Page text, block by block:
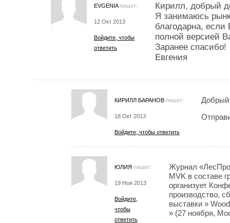
EVGENIAпишет:
12 Окт 2013
Войдите, чтобы
ответить
Кирилл, добрый
Я занимаюсь
благодарна,
полной версией
Заранее спасибо!
Евгения
КИРИЛЛ БАРАНОВ пишет:
18 Окт 2013
Войдите, чтобы ответить
Добрый
ЮЛИЯ пишет:
19 Ноя 2013
Войдите,
чтобы
ответить
Журнал
MVK в составе
организует
производство,
выставки »
» (27 ноября,